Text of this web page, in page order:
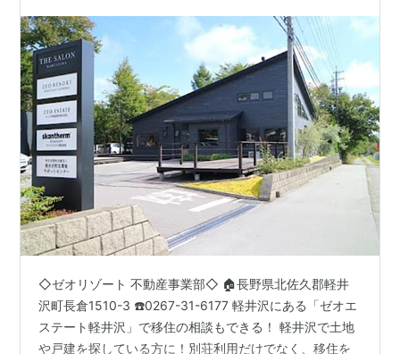
◇ゼオリゾート 不動産事業部◇ 🏠長野県北佐久郡軽井
沢町長倉1510-3 ☎️0267-31-6177 軽井沢にある「ゼオエ
ステート軽井沢」で移住の相談もできる！ 軽井沢で土地
や戸建を探している方に！別荘利用だけでなく、移住を